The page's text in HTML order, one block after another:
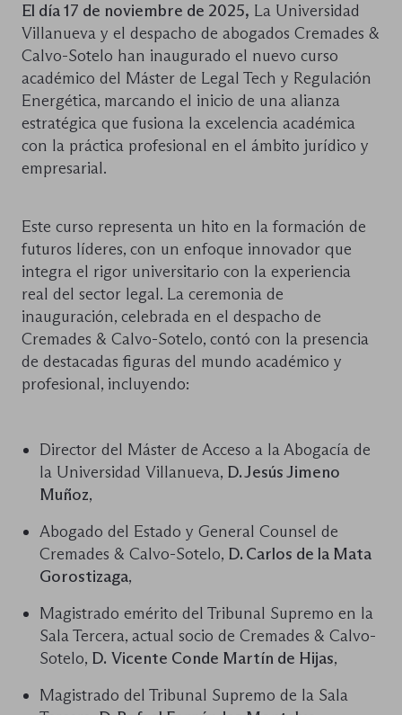
El día 17 de noviembre de 2025, La Universidad
Villanueva y el despacho de abogados Cremades &
Calvo-Sotelo han inaugurado el nuevo curso
académico del Máster de Legal Tech y Regulación
Energética, marcando el inicio de una alianza
estratégica que fusiona la excelencia académica
con la práctica profesional en el ámbito jurídico y
empresarial.
Este curso representa un hito en la formación de
futuros líderes, con un enfoque innovador que
integra el rigor universitario con la experiencia
real del sector legal. La ceremonia de
inauguración, celebrada en el despacho de
Cremades & Calvo-Sotelo, contó con la presencia
de destacadas figuras del mundo académico y
profesional, incluyendo:
Director del Máster de Acceso a la Abogacía de
la Universidad Villanueva, D. Jesús Jimeno
Muñoz,
Abogado del Estado y General Counsel de
Cremades & Calvo-Sotelo, D. Carlos de la Mata
Gorostizaga,
Magistrado emérito del Tribunal Supremo en la
Sala Tercera, actual socio de Cremades & Calvo-
Sotelo, D. Vicente Conde Martín de Hijas,
Magistrado del Tribunal Supremo de la Sala